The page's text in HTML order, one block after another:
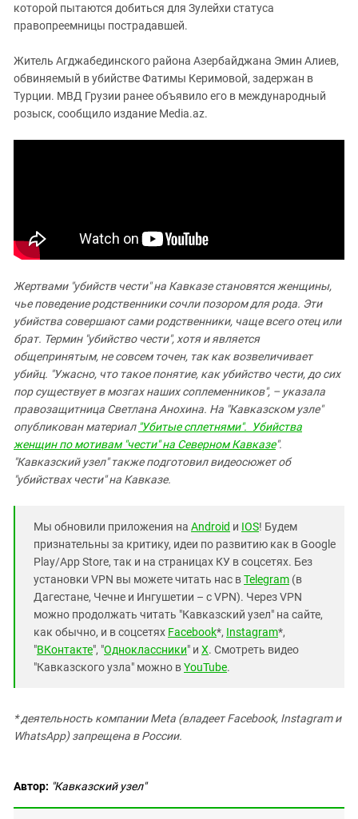
которой пытаются добиться для Зулейхи статуса
правопреемницы пострадавшей.
Житель Агджабединского района Азербайджана Эмин Алиев,
обвиняемый в убийстве Фатимы Керимовой, задержан в
Турции. МВД Грузии ранее объявило его в международный
розыск, сообщило издание Media.az.
Жертвами "убийств чести" на Кавказе становятся женщины,
чье поведение родственники сочли позором для рода. Эти
убийства совершают сами родственники, чаще всего отец или
брат. Термин "убийство чести", хотя и является
общепринятым, не совсем точен, так как возвеличивает
убийц. "Ужасно, что такое понятие, как убийство чести, до сих
пор существует в мозгах наших соплеменников", – указала
правозащитница Светлана Анохина. На "Кавказском узле"
опубликован материал "Убитые сплетнями". Убийства
женщин по мотивам "чести" на Северном Кавказе".
"Кавказский узел" также подготовил видеосюжет об
"убийствах чести" на Кавказе.
Мы обновили приложения на Android и IOS! Будем
признательны за критику, идеи по развитию как в Google
Play/App Store, так и на страницах КУ в соцсетях. Без
установки VPN вы можете читать нас вTelegram (в
Дагестане, Чечне и Ингушетии – с VPN). Через VPN
можно продолжать читать "Кавказский узел" на сайте,
как обычно, и в соцсетях Facebook*, Instagram*,
"ВКонтакте", "Одноклассники" и X. Смотреть видео
"Кавказского узла" можно вYouTube.
* деятельность компании Meta (владеет Facebook, Instagram и
WhatsApp) запрещена в России.
Автор: "Кавказский узел"